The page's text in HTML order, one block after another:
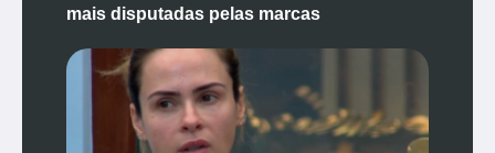
mais disputadas pelas marcas